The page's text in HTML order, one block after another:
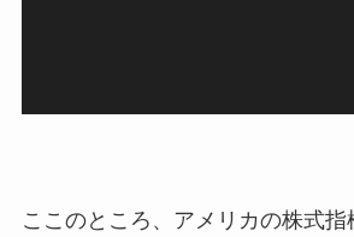
ここのところ、アメリカの株式